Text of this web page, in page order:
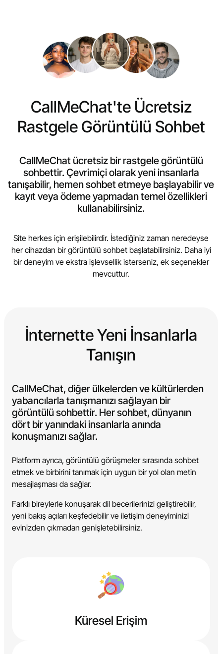
CallMeChat'te Ücretsiz
Rastgele Görüntülü Sohbet
CallMeChat ücretsiz bir rastgele görüntülü
sohbettir. Çevrimiçi olarak yeni insanlarla
tanışabilir, hemen sohbet etmeye başlayabilir ve
kayıt veya ödeme yapmadan temel özellikleri
kullanabilirsiniz.
Site herkes için erişilebilirdir. İstediğiniz zaman neredeyse
her cihazdan bir görüntülü sohbet başlatabilirsiniz. Daha iyi
bir deneyim ve ekstra işlevsellik isterseniz, ek seçenekler
mevcuttur.
İnternette Yeni İnsanlarla
Tanışın
CallMeChat, diğer ülkelerden ve kültürlerden
yabancılarla tanışmanızı sağlayan bir
görüntülü sohbettir. Her sohbet, dünyanın
dört bir yanındaki insanlarla anında
konuşmanızı sağlar.
Platform ayrıca, görüntülü görüşmeler sırasında sohbet
etmek ve birbirini tanımak için uygun bir yol olan metin
mesajlaşması da sağlar.
Farklı bireylerle konuşarak dil becerilerinizi geliştirebilir,
yeni bakış açıları keşfedebilir ve iletişim deneyiminizi
evinizden çıkmadan genişletebilirsiniz.
Küresel Erişim